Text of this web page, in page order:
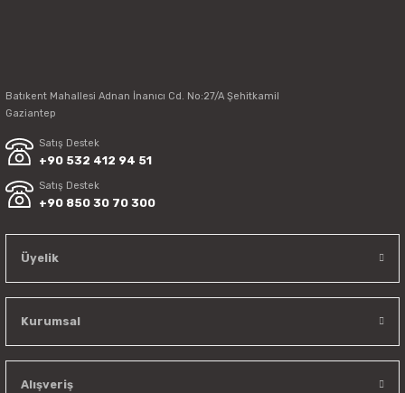
Batıkent Mahallesi Adnan İnanıcı Cd. No:27/A Şehitkamil
Gaziantep
Satış Destek
+90 532 412 94 51
Satış Destek
+90 850 30 70 300
Üyelik
Kurumsal
Alışveriş